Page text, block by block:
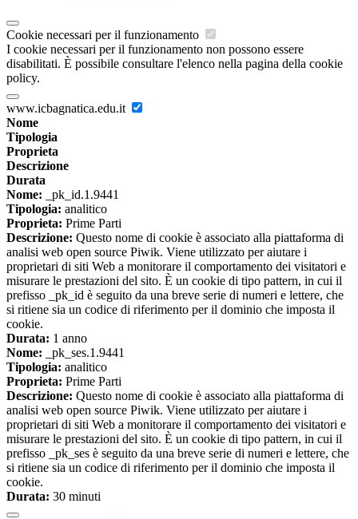
Cookie necessari per il funzionamento
I cookie necessari per il funzionamento non possono essere
disabilitati. È possibile consultare l'elenco nella pagina della cookie
policy.
www.icbagnatica.edu.it
Nome
Tipologia
Proprieta
Descrizione
Durata
Nome: _pk_id.1.9441
Tipologia: analitico
Proprieta: Prime Parti
Descrizione: Questo nome di cookie è associato alla piattaforma di
analisi web open source Piwik. Viene utilizzato per aiutare i
proprietari di siti Web a monitorare il comportamento dei visitatori e
misurare le prestazioni del sito. È un cookie di tipo pattern, in cui il
prefisso _pk_id è seguito da una breve serie di numeri e lettere, che
si ritiene sia un codice di riferimento per il dominio che imposta il
cookie.
Durata: 1 anno
Nome: _pk_ses.1.9441
Tipologia: analitico
Proprieta: Prime Parti
Descrizione: Questo nome di cookie è associato alla piattaforma di
analisi web open source Piwik. Viene utilizzato per aiutare i
proprietari di siti Web a monitorare il comportamento dei visitatori e
misurare le prestazioni del sito. È un cookie di tipo pattern, in cui il
prefisso _pk_ses è seguito da una breve serie di numeri e lettere, che
si ritiene sia un codice di riferimento per il dominio che imposta il
cookie.
Durata: 30 minuti